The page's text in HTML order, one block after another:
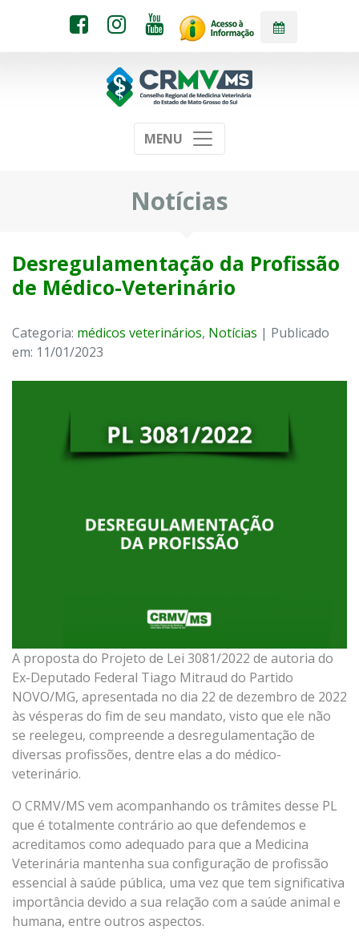
MENU
Notícias
Desregulamentação da Profissão
de Médico-Veterinário
Categoria: médicos veterinários, Notícias | Publicado
em: 11/01/2023
A proposta do Projeto de Lei 3081/2022 de autoria do
Ex-Deputado Federal Tiago Mitraud do Partido
NOVO/MG, apresentada no dia 22 de dezembro de 2022
às vésperas do fim de seu mandato, visto que ele não
se reelegeu, compreende a desregulamentação de
diversas profissões, dentre elas a do médico-
veterinário.
O CRMV/MS vem acompanhando os trâmites desse PL
que é totalmente contrário ao que defendemos e
acreditamos como adequado para que a Medicina
Veterinária mantenha sua configuração de profissão
essencial à saúde pública, uma vez que tem significativa
importância devido a sua relação com a saúde animal e
humana, entre outros aspectos.